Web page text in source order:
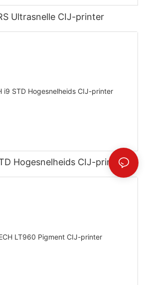
Ultrasnelle CIJ-printer
Hogesnelheids CIJ-printer